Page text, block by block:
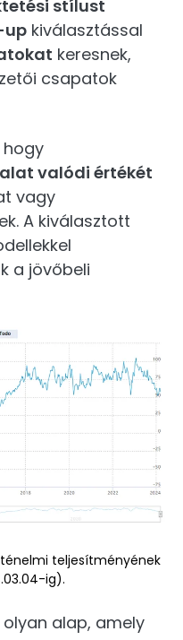
stílust
kiválasztással
keresnek,
csapatok
hogy
valódi értékét
vagy
A kiválasztott
a jövőbeli
teljesítményének
ig).
olyan alap, amely